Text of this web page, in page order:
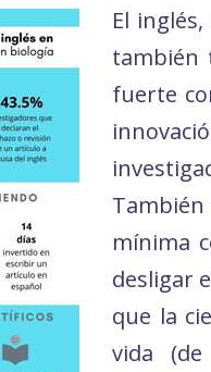
El
también
fuerte
mínima
desligar
que la
vida